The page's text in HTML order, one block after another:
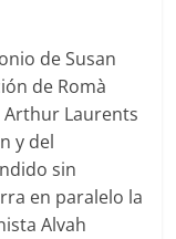
de Susan
de Romà
Arthur Laurents
y del
sin
en paralelo la
Alvah